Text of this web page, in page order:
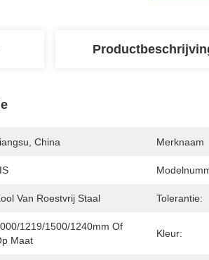
China Merknaam
Van Roestvrij Staal Tolerantie:
1219/1500/1240mm Of
Maat
Kleur: